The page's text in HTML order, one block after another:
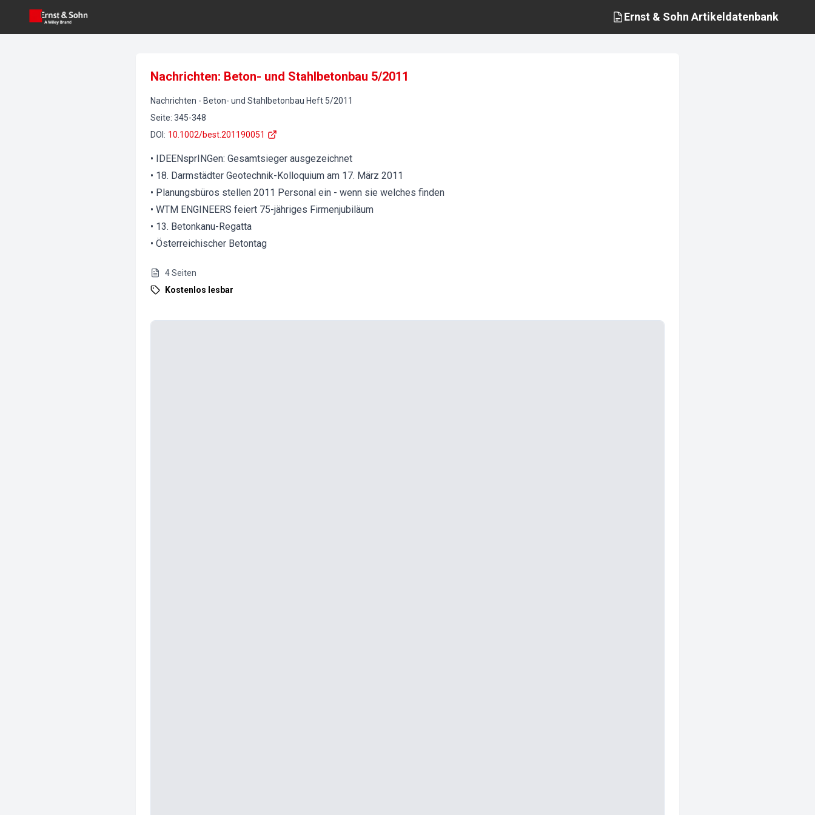
Ernst & Sohn Artikeldatenbank
Nachrichten: Beton- und Stahlbetonbau 5/2011
Nachrichten - Beton- und Stahlbetonbau Heft 5/2011
Seite: 345-348
DOI : 10.1002/best.201190051
• IDEENsprINGen: Gesamtsieger ausgezeichnet
• 18. Darmstädter Geotechnik-Kolloquium am 17. März 2011
• Planungsbüros stellen 2011 Personal ein - wenn sie welches finden
• WTM ENGINEERS feiert 75-jähriges Firmenjubiläum
• 13. Betonkanu-Regatta
• Österreichischer Betontag
4Seiten
Kostenlos lesbar